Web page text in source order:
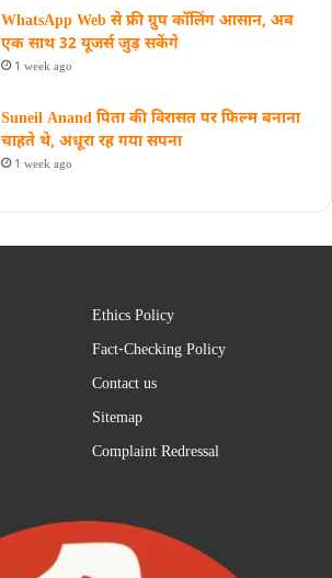
WhatsApp Web से फ्री ग्रुप कॉलिंग आसान, अब
एक साथ 32 यूजर्स जुड़ सकेंगे
1 week ago
Suneil Anand पिता की विरासत पर फिल्म बनाना
चाहते थे, अधूरा रह गया सपना
1 week ago
Ethics Policy
Fact-Checking Policy
Contact us
Sitemap
Complaint Redressal